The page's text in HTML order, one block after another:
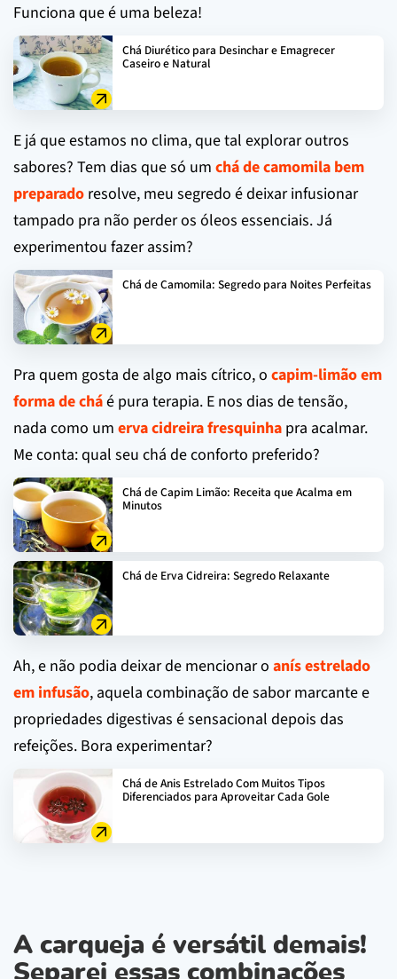
Funciona que é uma beleza!
Chá Diurético para Desinchar e Emagrecer
Caseiro e Natural
E já que estamos no clima, que tal explorar outros
sabores? Tem dias que só um chá de camomila bem
preparado resolve, meu segredo é deixar infusionar
tampado pra não perder os óleos essenciais. Já
experimentou fazer assim?
Chá de Camomila: Segredo para Noites Perfeitas
Pra quem gosta de algo mais cítrico, o capim-limão em
forma de cháé pura terapia. E nos dias de tensão,
nada como um erva cidreira fresquinha pra acalmar.
Me conta: qual seu chá de conforto preferido?
Chá de Capim Limão: Receita que Acalma em
Minutos
Chá de Erva Cidreira: Segredo Relaxante
Ah, e não podia deixar de mencionar o anís estrelado
em infusão, aquela combinação de sabor marcante e
propriedades digestivas é sensacional depois das
refeições. Bora experimentar?
Chá de Anis Estrelado Com Muitos Tipos
Diferenciados para Aproveitar Cada Gole
A carqueja é versátil demais!
Separei essas combinações